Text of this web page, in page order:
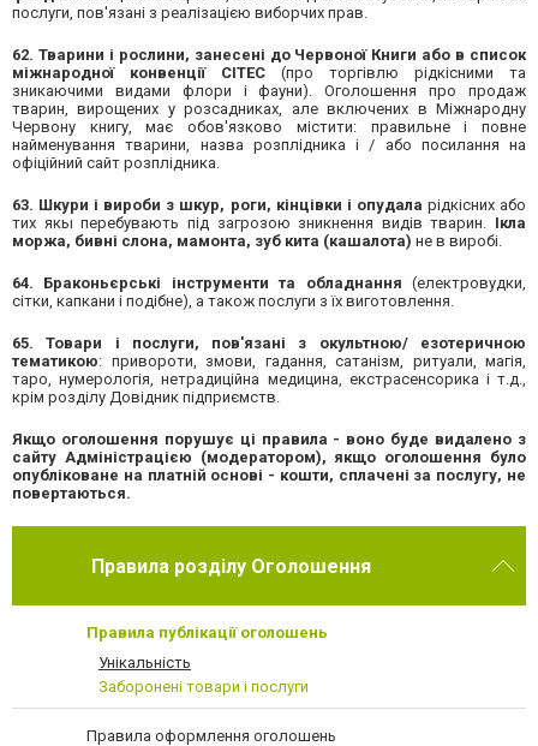
послуги, пов'язані з реалізацією виборчих прав.
62. Тварини і рослини, занесені до Червоної Книги або в список
міжнародної конвенції СІТЕС (про торгівлю рідкісними та
зникаючими видами флори і фауни). Оголошення про продаж
тварин, вирощених у розсадниках, але включених в Міжнародну
Червону книгу, має обов'язково містити: правильне і повне
найменування тварини, назва розплідника і / або посилання на
офіційний сайт розплідника.
63. Шкури і вироби з шкур, роги, кінцівки і опудала рідкісних або
тих якы перебувають під загрозою зникнення видів тварин. Ікла
моржа, бивні слона, мамонта, зуб кита (кашалота) не в виробі.
64. Браконьєрські інструменти та обладнання (електровудки,
сітки, капкани і подібне), а також послуги з їх виготовлення.
65. Товари і послуги, пов'язані з окультною/ езотеричною
тематикою: привороти, змови, гадання, сатанізм, ритуали, магія,
таро, нумерологія, нетрадиційна медицина, екстрасенсорика і т.д.,
крім розділу Довідник підприємств.
Якщо оголошення порушує ці правила - воно буде видалено з
сайту Адміністрацією (модератором), якщо оголошення було
опубліковане на платній основі - кошти, сплачені за послугу, не
повертаються.
Правила розділу Оголошення
Правила публікації оголошень
Унікальність
Заборонені товари і послуги
Правила оформлення оголошень